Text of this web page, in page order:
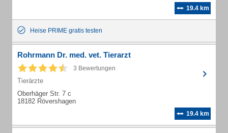
19.4 km
Heise PRIME gratis testen
Rohrmann Dr. med. vet. Tierarzt
3 Bewertungen
Tierärzte
Oberhäger Str. 7 c
18182 Rövershagen
19.4 km